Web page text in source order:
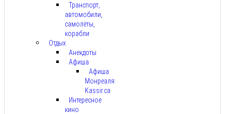
Транспорт,
автомобили,
самолёты,
корабли
Отдых
Анекдоты
Афиша
Афиша
Монреаля:
Kassir.ca
Интересное
кино